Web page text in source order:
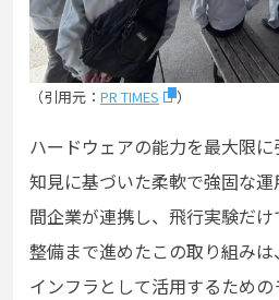
（引用元： PR TIMES ）
ハードウェアの能力を最大限
知見に基づいた柔軟で強固な
間企業が連携し、飛行実験だ
整備まで進めたこの取り組み
インフラとして活用するため